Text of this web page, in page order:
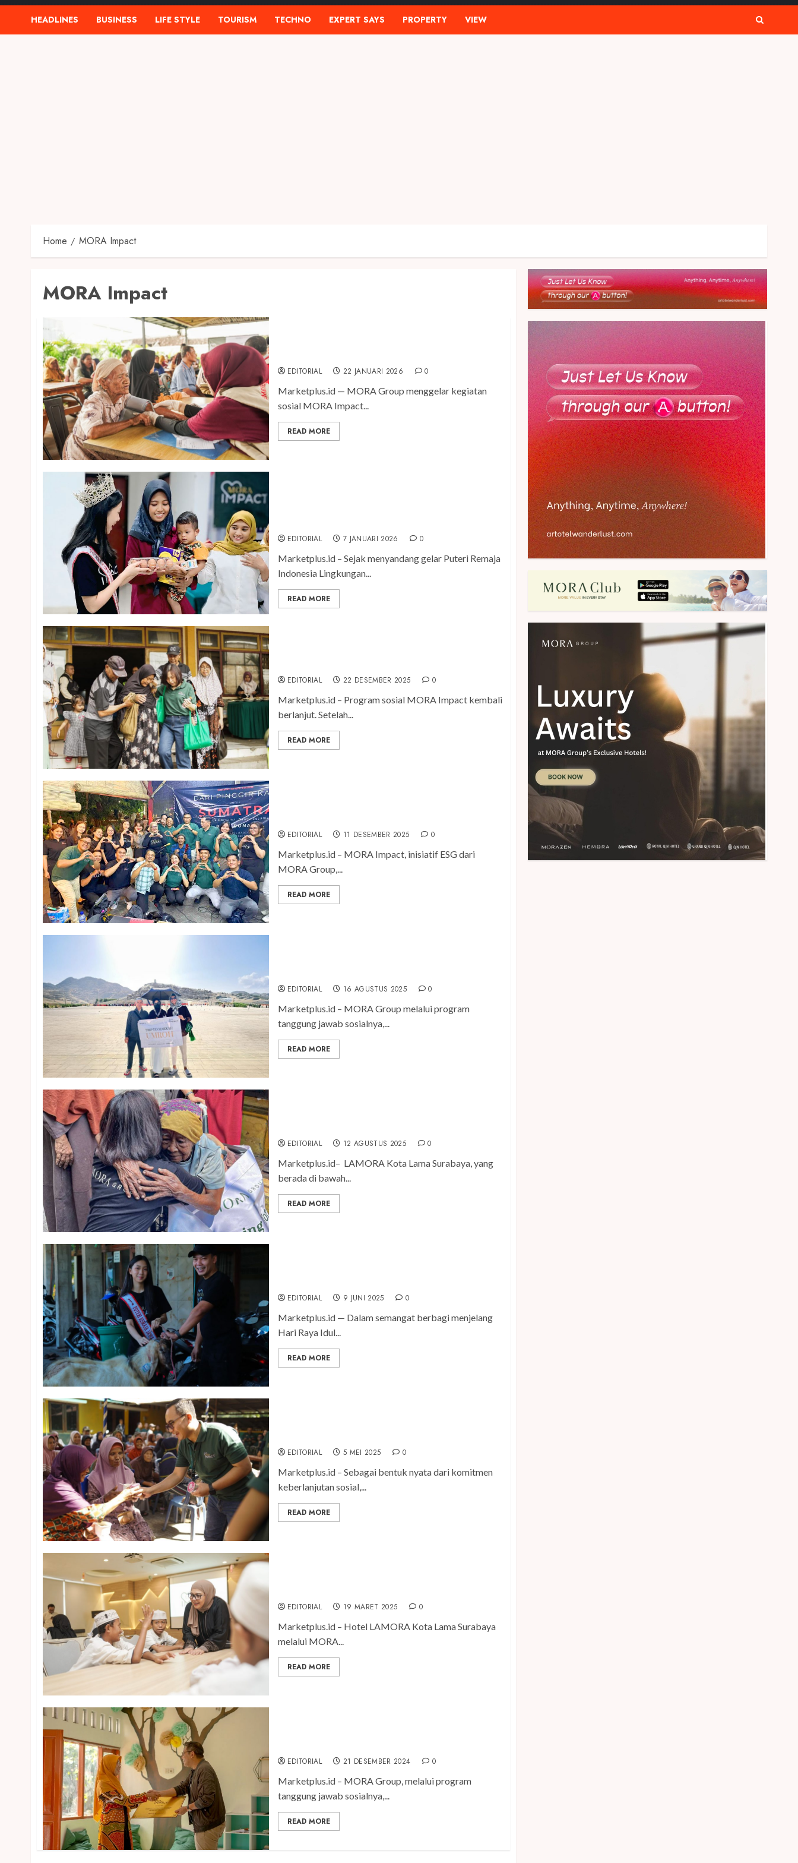
HEADLINES BUSINESS LIFE STYLE TOURISM TECHNO EXPERT SAYS PROPERTY VIEW
Home MORA Impact
MORA Impact
EDITORIAL 22 JANUARI 2026 0
Marketplus.id — MORA Group menggelar kegiatan
sosial MORA Impact...
READ MORE
EDITORIAL 7 JANUARI 2026 0
Marketplus.id – Sejak menyandang gelar Puteri Remaja
Indonesia Lingkungan...
READ MORE
EDITORIAL 22 DESEMBER 2025 0
Marketplus.id – Program sosial MORA Impact kembali
berlanjut. Setelah...
READ MORE
EDITORIAL 11 DESEMBER 2025 0
Marketplus.id – MORA Impact, inisiatif ESG dari
MORA Group,...
READ MORE
EDITORIAL 16 AGUSTUS 2025 0
Marketplus.id – MORA Group melalui program
tanggung jawab sosialnya,...
READ MORE
EDITORIAL 12 AGUSTUS 2025 0
Marketplus.id– LAMORA Kota Lama Surabaya, yang
berada di bawah...
READ MORE
EDITORIAL 9 JUNI 2025 0
Marketplus.id — Dalam semangat berbagi menjelang
Hari Raya Idul...
READ MORE
EDITORIAL 5 MEI 2025 0
Marketplus.id – Sebagai bentuk nyata dari komitmen
keberlanjutan sosial,...
READ MORE
EDITORIAL 19 MARET 2025 0
Marketplus.id – Hotel LAMORA Kota Lama Surabaya
melalui MORA...
READ MORE
EDITORIAL 21 DESEMBER 2024 0
Marketplus.id – MORA Group, melalui program
tanggung jawab sosialnya,...
READ MORE